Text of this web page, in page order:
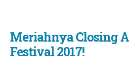
Civitas Akademik
Kalender Akademik
Berita Terbaru
Portal As-Syifa
Meriahnya Closing
Festival 2017!